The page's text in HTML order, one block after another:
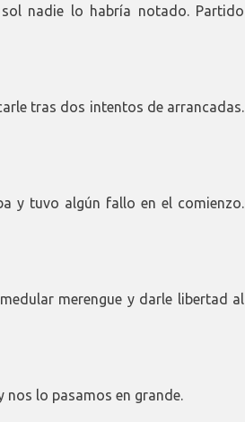
nadie lo habría notado. Partido
tras dos intentos de arrancadas.
y tuvo algún fallo en el comienzo.
merengue y darle libertad al
nos lo pasamos en grande.